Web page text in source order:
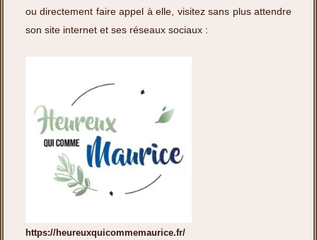
ou directement faire appel à elle, visitez sans plus attendre
son site internet et ses réseaux sociaux :
https://heureuxquicommemaurice.fr/